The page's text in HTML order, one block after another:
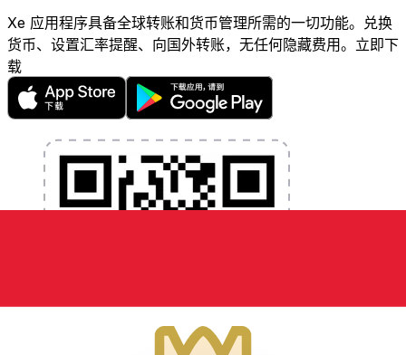
Xe 应用程序具备全球转账和货币管理所需的一切功能。兑换
货币、设置汇率提醒、向国外转账，无任何隐藏费用。立即下
载